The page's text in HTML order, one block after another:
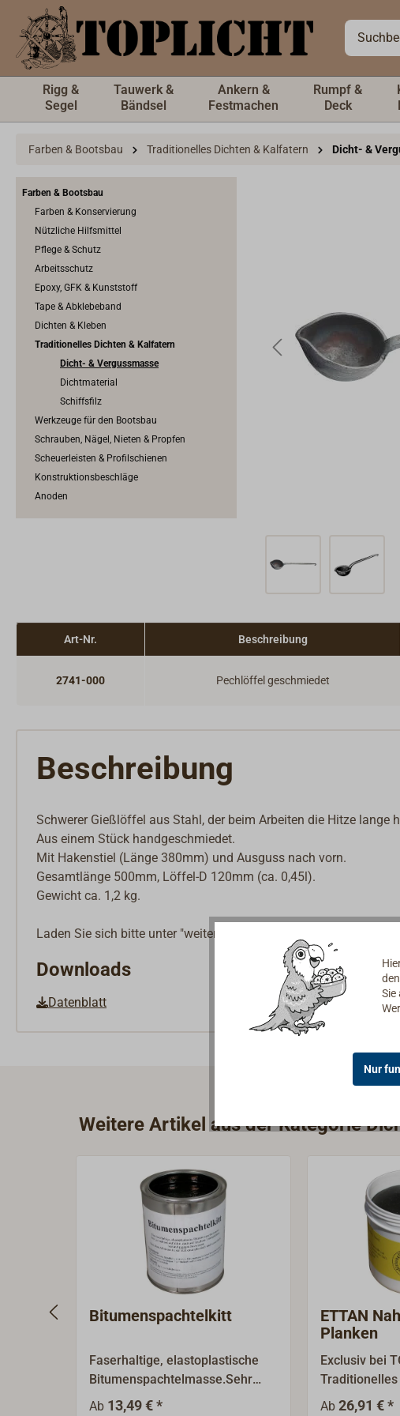
springen
Rigg &
Segel
Tauwerk &
Bändsel
Ankern &
Festmachen
Rumpf &
Deck
Farben & Bootsbau Traditionelles Dichten & Kalfatern Dicht- &
Farben & Bootsbau
Farben & Konservierung
Nützliche Hilfsmittel
Pflege & Schutz
Arbeitsschutz
Epoxy, GFK & Kunststoff
Tape & Abklebeband
Dichten & Kleben
Traditionelles Dichten & Kalfatern
Dicht- & Vergussmasse
Dichtmaterial
Schiffsfilz
Werkzeuge für den Bootsbau
Schrauben, Nägel, Nieten & Propfen
Scheuerleisten & Profilschienen
Konstruktionsbeschläge
Anoden
Art-Nr. Beschreibung
2741-000 Pechlöffel geschmiedet
Beschreibung
Schwerer Gießlöffel aus Stahl, der beim Arbeiten die Hitze lange
Aus einem Stück handgeschmiedet.
Mit Hakenstiel (Länge 380mm) und Ausguss nach vorn.
Gesamtlänge 500mm, Löffel-D 120mm (ca. 0,45l).
Gewicht ca. 1,2 kg.
Laden Sie sich bitte unter "weitere Informationen" unser
Downloads
Datenblatt
Weitere Artikel aus der Kategorie
Bitumenspachtelkitt
Faserhaltige, elastoplastische
Bitumenspachtelmasse.Sehr
gute Hafteigenschaften auch auf
Ab 13,49 € *
ETTAN
Planken
Exclusiv bei
Traditionelles
Ab 26,91 € *
Sie
Nur